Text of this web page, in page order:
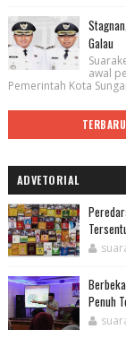
Galau
awal
Pemerintah Kota
TERBARU
ADVETORIAL
Penuh